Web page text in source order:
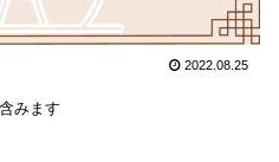
2022.08.25
みます